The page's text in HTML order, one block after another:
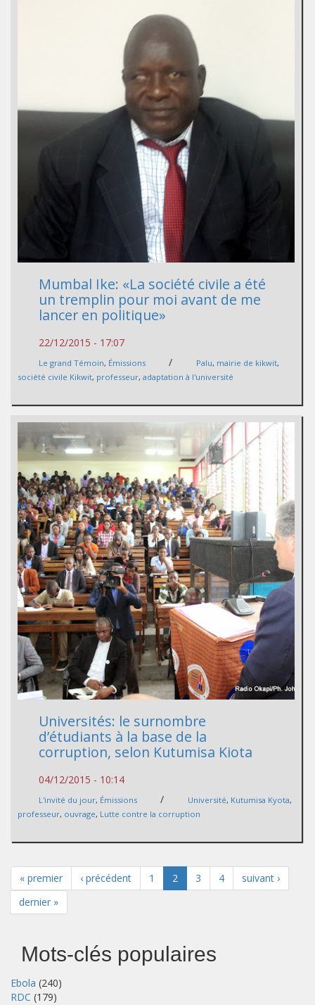
Mumbal Ike: «La société civile a été
un tremplin pour moi avant de me
lancer en politique»
22/12/2015 - 17:07
Le grand Témoin, Émissions / Palu, mairie de kikwit,
société civile Kikwit, professeur, adaptation à l'université
Universités: le surnombre
d’étudiants à la base de la
corruption, selon Kutumisa Kiota
04/12/2015 - 10:14
L'invité du jour, Émissions / Université, Kutumisa Kyota,
professeur, ouvrage, Lutte contre la corruption
« premier ‹ précédent 1 2 3 4
suivant ›
dernier »
Mots-clés populaires
Ebola (240)
RDC (179)